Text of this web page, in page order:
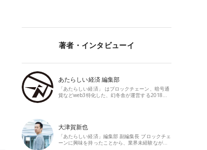
著者・インタビューイ
あたらしい経済 編集部
「あたらしい経済」 はブロックチェーン、暗号通
貨などweb3特化した、幻冬舎が運営する2018…
大津賀新也
「あたらしい経済」編集部 副編集長 ブロックチェ
ーンに興味を持ったことから、業界未経験なが…